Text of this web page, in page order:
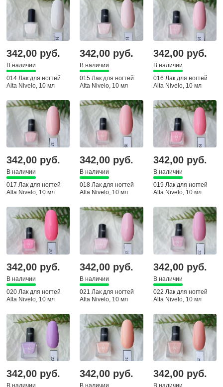
342,00 руб.
В наличии
014 Лак для ногтей
Alta Nivelo, 10 мл
342,00 руб.
В наличии
015 Лак для ногтей
Alta Nivelo, 10 мл
342,00 руб.
В наличии
016 Лак для ногтей
Alta Nivelo, 10 мл
342,00 руб.
В наличии
017 Лак для ногтей
Alta Nivelo, 10 мл
342,00 руб.
В наличии
018 Лак для ногтей
Alta Nivelo, 10 мл
342,00 руб.
В наличии
019 Лак для ногтей
Alta Nivelo, 10 мл
342,00 руб.
В наличии
020 Лак для ногтей
Alta Nivelo, 10 мл
342,00 руб.
В наличии
021 Лак для ногтей
Alta Nivelo, 10 мл
342,00 руб.
В наличии
022 Лак для ногтей
Alta Nivelo, 10 мл
342,00 руб.
В наличии
342,00 руб.
В наличии
342,00 руб.
В наличии